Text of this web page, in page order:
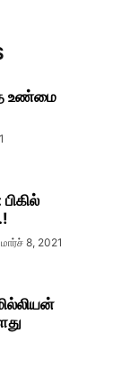
உண்மை
மார்ச் 8, 2021